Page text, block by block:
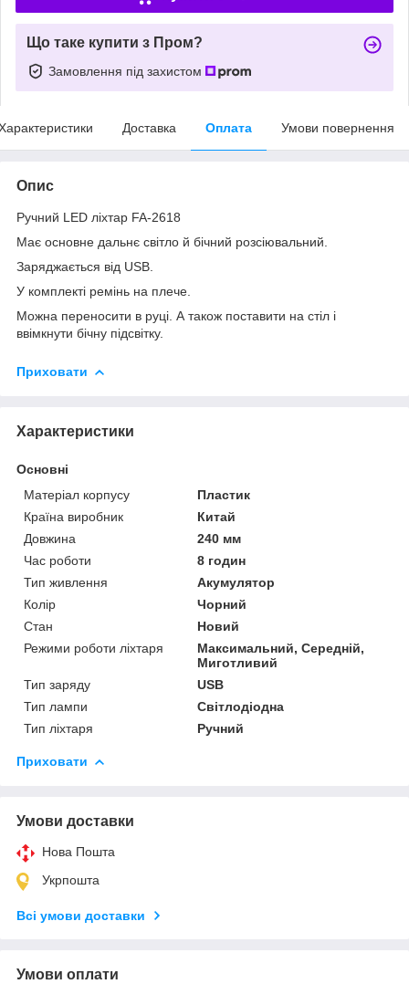
Що таке купити з Пром?
Замовлення під захистом
Доставка Оплата Умови повернення
Опис
Ручний LED ліхтар FA-2618
Має основне дальнє світло й бічний розсіювальний.
Заряджається від USB.
У комплекті ремінь на плече.
Можна переносити в руці. А також поставити на стіл і
ввімкнути бічну підсвітку.
Приховати
Характеристики
Основні
Матеріал корпусу
Пластик
Країна виробник
Китай
Довжина
240 мм
Час роботи
8 годин
Тип живлення
Акумулятор
Колір
Чорний
Стан
Новий
Режими роботи ліхтаря
Максимальний, Середній,
Миготливий
Тип заряду
USB
Тип лампи
Світлодіодна
Тип ліхтаря
Ручний
Приховати
Умови доставки
Нова Пошта
Укрпошта
Всі умови доставки
Умови оплати